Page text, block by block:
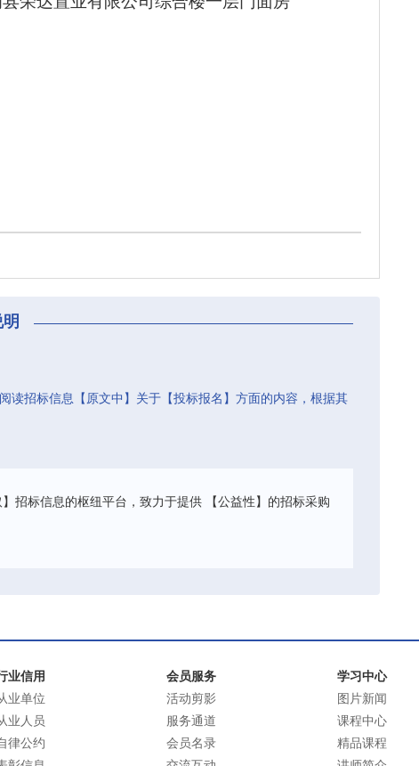
读招标信息【原文中】关于【投标报名】方面的内容，根据其
招标信息的枢纽平台，致力于提供 【公益性】的招标采购
业信用
业单位
业人员
律公约
会员服务
活动剪影
服务通道
会员名录
学习中心
图片新闻
课程中心
精品课程